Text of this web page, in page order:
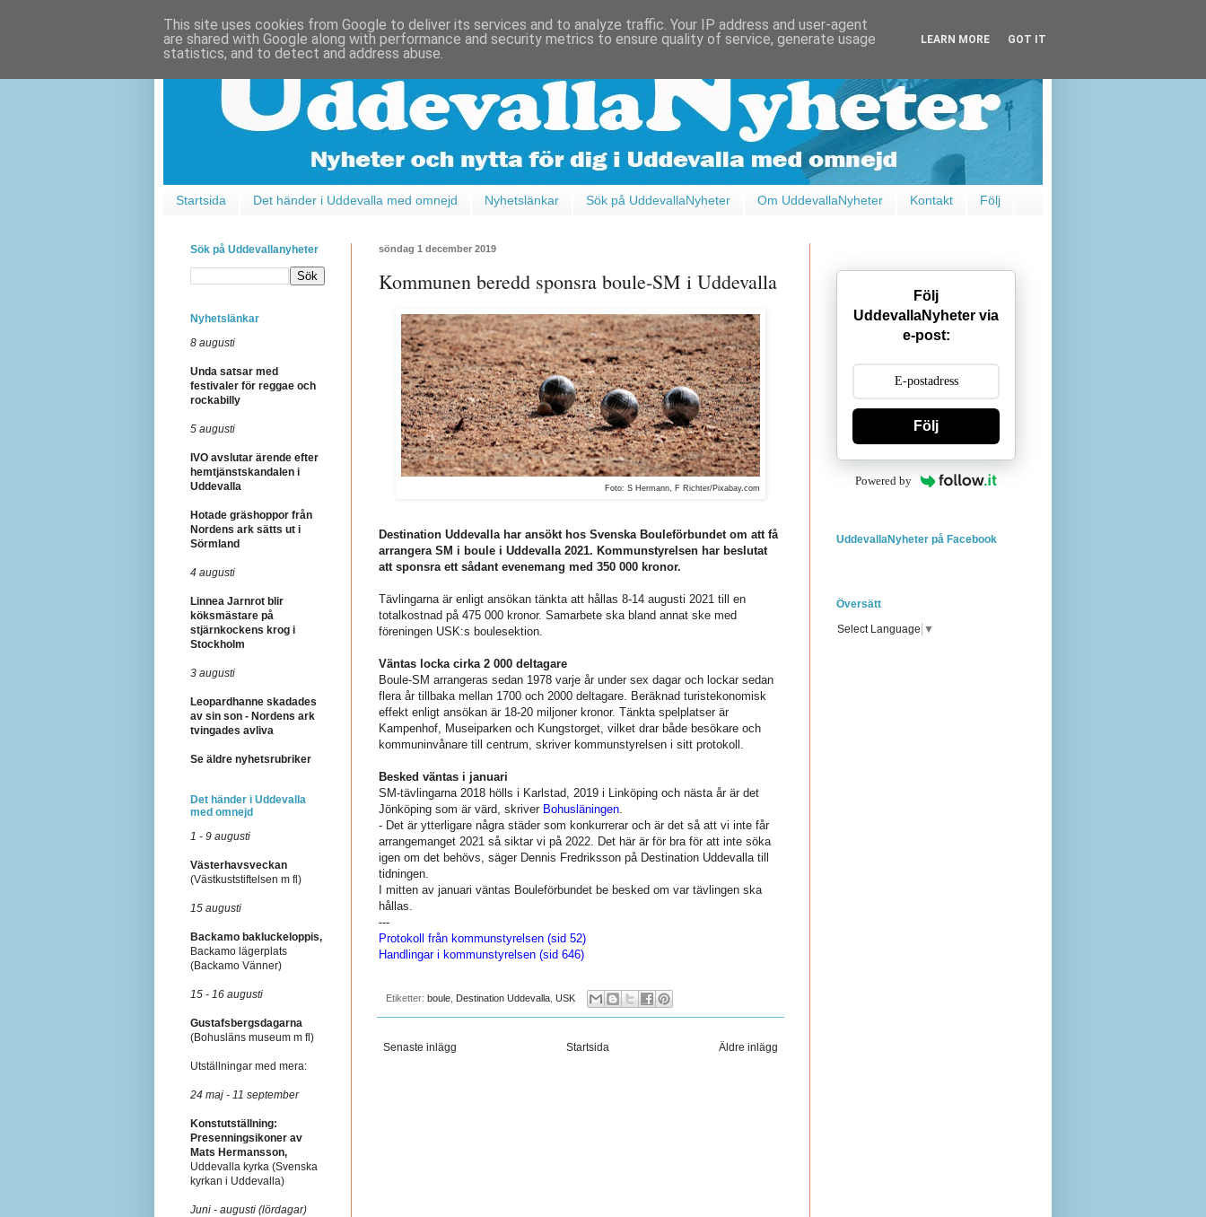
Startsida Det händer i Uddevalla med omnejd Nyhetslänkar Sök på UddevallaNyheter Om UddevallaNyheter Kontakt Följ
söndag 1 december 2019
Kommunen beredd sponsra boule-SM i Uddevalla
Foto: S Hermann, F Richter/Pixabay.com
Destination Uddevalla har ansökt hos Svenska Bouleförbundet om att få
arrangera SM i boule i Uddevalla 2021. Kommunstyrelsen har beslutat
att sponsra ett sådant evenemang med 350 000 kronor.
Tävlingarna är enligt ansökan tänkta att hållas 8-14 augusti 2021 till en
totalkostnad på 475 000 kronor. Samarbete ska bland annat ske med
föreningen USK:s boulesektion.
Väntas locka cirka 2 000 deltagare
Boule-SM arrangeras sedan 1978 varje år under sex dagar och lockar sedan
flera år tillbaka mellan 1700 och 2000 deltagare. Beräknad turistekonomisk
effekt enligt ansökan är 18-20 miljoner kronor. Tänkta spelplatser är
Kampenhof, Museiparken och Kungstorget, vilket drar både besökare och
kommuninvånare till centrum, skriver kommunstyrelsen i sitt protokoll.
Besked väntas i januari
SM-tävlingarna 2018 hölls i Karlstad, 2019 i Linköping och nästa år är det
Jönköping som är värd, skriver Bohusläningen.
- Det är ytterligare några städer som konkurrerar och är det så att vi inte får
arrangemanget 2021 så siktar vi på 2022. Det här är för bra för att inte söka
igen om det behövs, säger Dennis Fredriksson på Destination Uddevalla till
tidningen.
I mitten av januari väntas Bouleförbundet be besked om var tävlingen ska
hållas.
---
Protokoll från kommunstyrelsen (sid 52)
Handlingar i kommunstyrelsen (sid 646)
Etiketter: boule Destination Uddevalla USK
Senaste inlägg Äldre inlägg
Startsida
Sök på Uddevallanyheter
Nyhetslänkar
8 augusti
Unda satsar med
festivaler för reggae och
rockabilly
5 augusti
IVO avslutar ärende efter
hemtjänstskandalen i
Uddevalla
Hotade gräshoppor från
Nordens ark sätts ut i
Sörmland
4 augusti
Linnea Jarnrot blir
köksmästare på
stjärnkockens krog i
Stockholm
3 augusti
Leopardhanne skadades
av sin son - Nordens ark
tvingades avliva
Se äldre nyhetsrubriker
Det händer i Uddevalla
med omnejd
1 - 9 augusti
Västerhavsveckan
(Västkuststiftelsen m fl)
15 augusti
Backamo bakluckeloppis,
Backamo lägerplats
(Backamo Vänner)
15 - 16 augusti
Gustafsbergsdagarna
(Bohusläns museum m fl)
Utställningar med mera:
24 maj - 11 september
Konstutställning:
Presenningsikoner av
Mats Hermansson,
Uddevalla kyrka (Svenska
kyrkan i Uddevalla)
Juni - augusti (lördagar)
Följ
UddevallaNyheter via
e-post:
Följ
Powered by
UddevallaNyheter på Facebook
Översätt
Select Language ▼
This site uses cookies from Google to deliver its services and to analyze traffic. Your IP address and user-agent
are shared with Google along with performance and security metrics to ensure quality of service, generate usage
statistics, and to detect and address abuse.
LEARN MORE GOT IT